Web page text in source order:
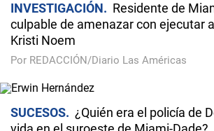
INVESTIGACIÓN
Residente de
culpable de amenazar con ejecutar
Kristi Noem
Por REDACCIÓN/Diario Las Américas
SUCESOS
¿Quién era el policía de